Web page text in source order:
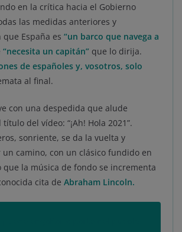
en la crítica hacia el Gobierno
las medidas anteriores y
España es “un barco que navega a
“necesita un capitán” que lo dirija.
de españoles y, vosotros, solo
al final.
con una despedida que alude
del vídeo: “¡Ah! Hola 2021”.
sonriente, se da la vuelta y
un camino, con un clásico fundido en
que la música de fondo se incrementa
cita de Abraham Lincoln.